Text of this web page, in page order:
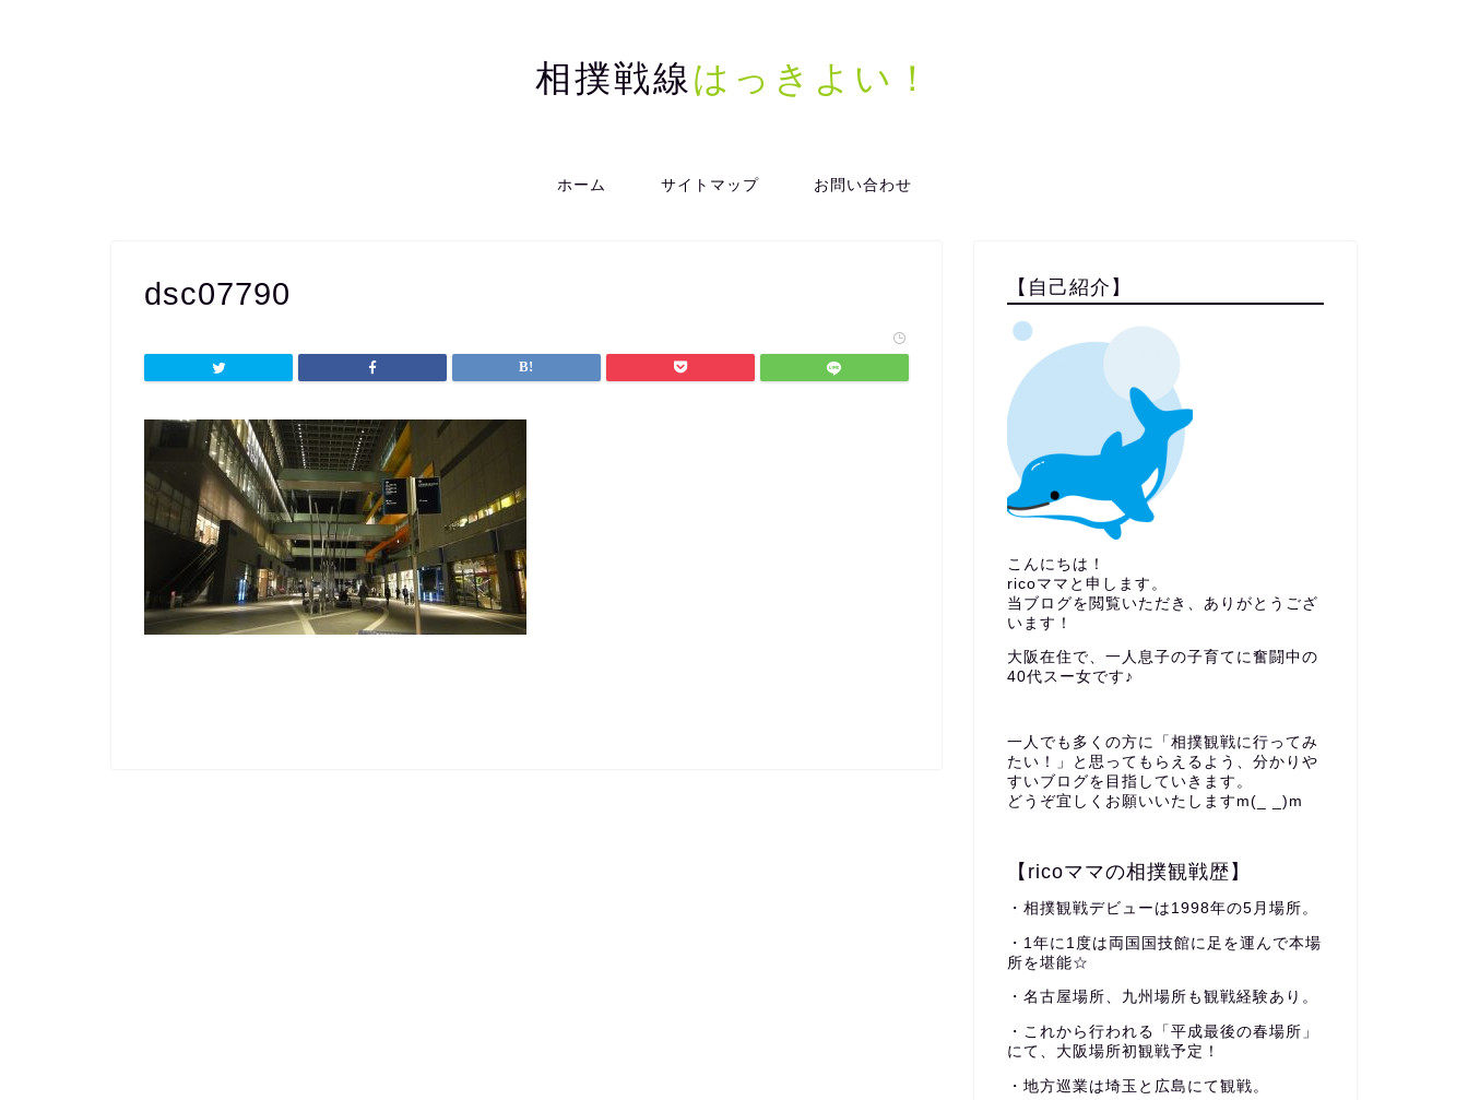
相撲戦線はっきよい！
ホーム サイトマップ お問い合わせ
dsc07790 【自己紹介】
こんにちは！
ricoママと申します。
当ブログを閲覧いただき、ありがとうござ
います！
大阪在住で、一人息子の子育てに奮闘中の
40代スー女です♪
一人でも多くの方に「相撲観戦に行ってみ
たい！」と思ってもらえるよう、分かりや
すいブログを目指していきます。
どうぞ宜しくお願いいたしますm(_ _)m
【ricoママの相撲観戦歴】
・相撲観戦デビューは1998年の5月場所。
・1年に1度は両国国技館に足を運んで本場
所を堪能☆
・名古屋場所、九州場所も観戦経験あり。
・これから行われる「平成最後の春場所」
にて、大阪場所初観戦予定！
・地方巡業は埼玉と広島にて観戦。